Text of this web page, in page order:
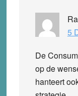
5
De
op de
hanteert